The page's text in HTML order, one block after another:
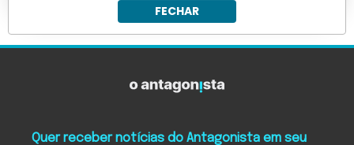
FECHAR
Quer receber notícias do Antagonista em seu